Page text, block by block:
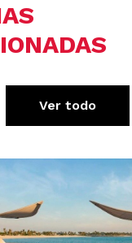
Ver todo